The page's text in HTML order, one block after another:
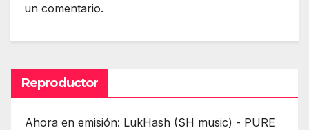
un comentario.
Reproductor
Ahora en emisión: LukHash (SH music) - PURE